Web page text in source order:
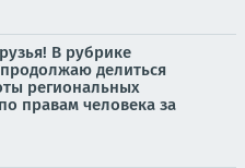
В рубрике
делиться
региональных
правам человека за